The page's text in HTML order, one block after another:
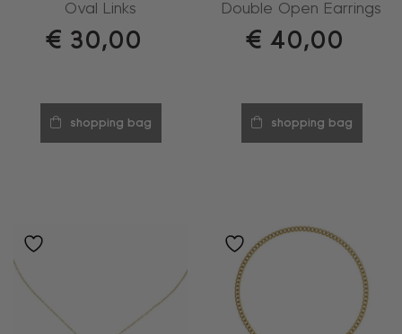
Oval Links
€ 30,00
shopping bag
Double Open Earrings
€ 40,00
shopping bag